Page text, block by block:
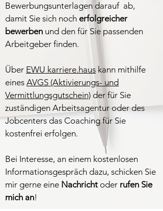
Bewerbungsunterlagen darauf ab,
damit Sie sich noch erfolgreicher
bewerben und den für Sie passenden
Arbeitgeber finden.
Über EWU karriere.haus kann mithilfe
eines AVGS (Aktivierungs- und
Vermittlungsgutschein) der für Sie
zuständigen Arbeitsagentur oder des
Jobcenters das Coaching für Sie
kostenfrei erfolgen.
Bei Interesse, an einem kostenlosen
Informationsgespräch dazu, schicken Sie
mir gerne eine Nachricht oder rufen Sie
mich an!